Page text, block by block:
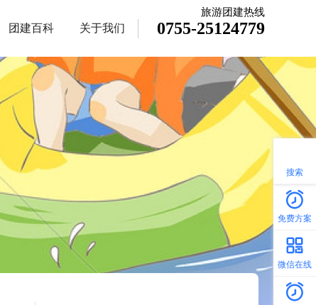
团建百科 关于我们
旅游团建热线
0755-25124779
免费方案
微信在线
搜索